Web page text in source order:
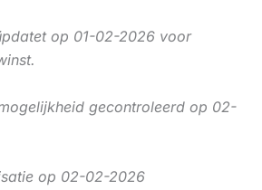
op 01-02-2026 voor
gecontroleerd op 02-
op 02-02-2026